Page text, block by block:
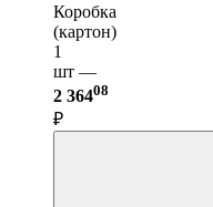
Коробка
(картон)
1
шт —
2 36408
₽